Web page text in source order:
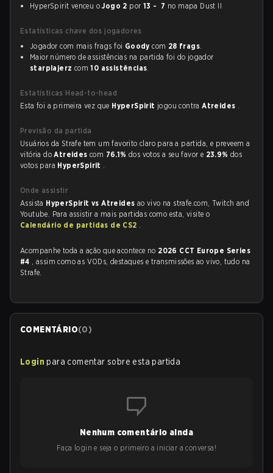
HyperSpirit venceu oJogo 2 por 13 - 7 no mapa Dust II
Estatísticas chave dos jogadores
Jogador com mais frags foi Goody com 28 frags.
Maior número de assistências na partida foi do jogador
starplajerz com10 assistências.
Estatísticas Head-to-head
Esta foi a primeira vez que HyperSpirit jogou contraAtreides .
Previsão da partida
Usuários da Strafe tem um favorito claro para a partida, e preveem a
vitória doAtreidescom 76.1%dos votos a seu favor e 23.9%dos
votos para HyperSpirit .
Onde assistir
Assista HyperSpirit vs Atreides ao vivo na strafe.com, Twitch and
Youtube. Para assistir a mais partidas como esta, visite o
Calendário de partidas de CS2 .
Acompanhe toda a ação que acontece no 2026 CCT Europe Series
#4 , assim como as VODs, destaques e transmissões ao vivo, tudo na
Strafe.
COMENTÁRIO(0)
Login para comentar sobre esta partida
Nenhum comentário ainda
Faça login e seja o primeiro a iniciar a conversa!